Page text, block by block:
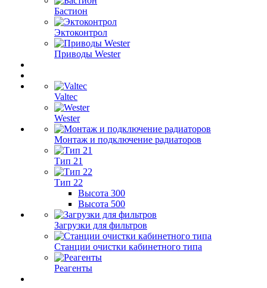
Бастион
Эктоконтрол
Приводы Wester
Valtec
Wester
Монтаж и подключение радиаторов
Тип 21
Тип 22
Высота 300
Высота 500
Загрузки для фильтров
Станции очистки кабинетного типа
Реагенты